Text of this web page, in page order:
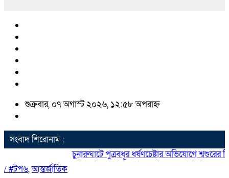
শুক্রবার, ০৭ অগাস্ট ২০২৬, ১২:৫৮ অপরাহ্ন
সংবাদ শিরোনাম :
চুনারুঘাটে পুত্রবধূর ধর্ষণচেষ্টার অভিযোগে শ্বশুরের
/#টপ৬,আন্তর্জাতিক